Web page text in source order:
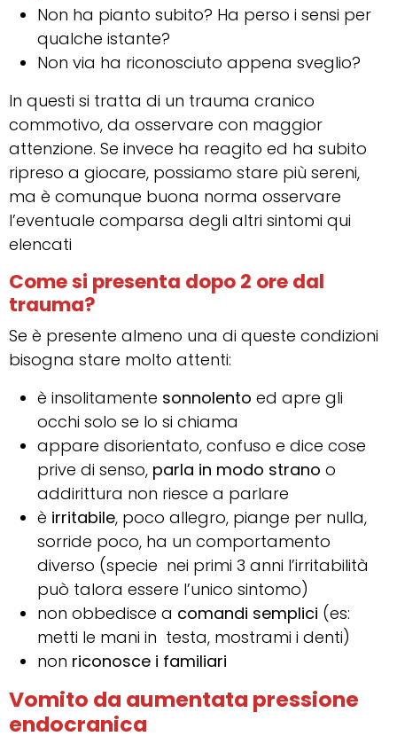
Non ha pianto subito? Ha perso i sensi per
qualche istante?
Non via ha riconosciuto appena sveglio?
In questi si tratta di un trauma cranico
commotivo, da osservare con maggior
attenzione. Se invece ha reagito ed ha subito
ripreso a giocare, possiamo stare più sereni,
ma è comunque buona norma osservare
l’eventuale comparsa degli altri sintomi qui
elencati
Come si presenta dopo 2 ore dal
trauma?
Se è presente almeno una di queste condizioni
bisogna stare molto attenti:
è insolitamente sonnolento ed apre gli
occhi solo se lo si chiama
appare disorientato, confuso e dice cose
prive di senso, parla in modo strano o
addirittura non riesce a parlare
è irritabile, poco allegro, piange per nulla,
sorride poco, ha un comportamento
diverso (specie nei primi 3 anni l’irritabilità
può talora essere l’unico sintomo)
non obbedisce a comandi semplici (es:
metti le mani in testa, mostrami i denti)
non riconosce i familiari
Vomito da aumentata pressione
endocranica